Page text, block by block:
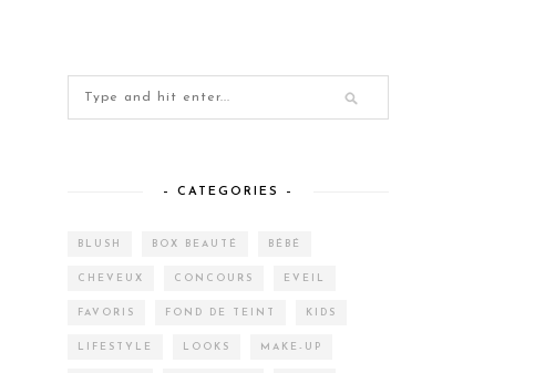
– CATEGORIES –
BLUSH BOX BEAUTÉ BÉBÉ
CHEVEUX CONCOURS EVEIL
FAVORIS FOND DE TEINT KIDS
LIFESTYLE LOOKS MAKE-UP